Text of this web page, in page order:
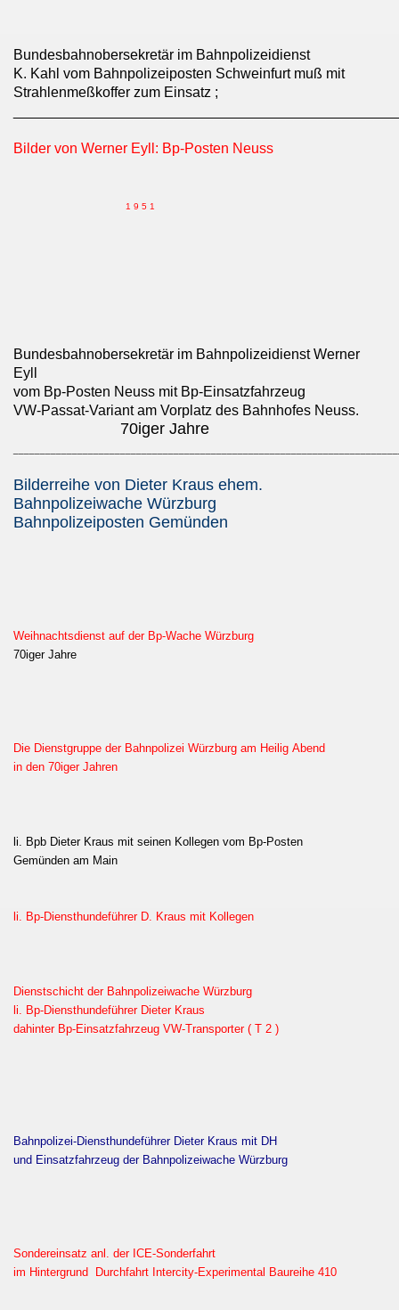
Bundesbahnobersekretär im Bahnpolizeidienst
K. Kahl vom Bahnpolizeiposten Schweinfurt muß mit
Strahlenmeßkoffer zum Einsatz ;
Bilder von Werner Eyll: Bp-Posten Neuss
1 9 5 1
Bundesbahnobersekretär im Bahnpolizeidienst Werner
Eyll
vom Bp-Posten Neuss mit Bp-Einsatzfahrzeug
VW-Passat-Variant am Vorplatz des Bahnhofes Neuss.
70iger Jahre
Bilderreihe von Dieter Kraus ehem.
Bahnpolizeiwache Würzburg
Bahnpolizeiposten Gemünden
Weihnachtsdienst auf der Bp-Wache Würzburg
70iger Jahre
Die Dienstgruppe der Bahnpolizei Würzburg am Heilig Abend
in den 70iger Jahren
li. Bpb Dieter Kraus mit seinen Kollegen vom Bp-Posten
Gemünden am Main
li. Bp-Diensthundeführer D. Kraus mit Kollegen
Dienstschicht der Bahnpolizeiwache Würzburg
li. Bp-Diensthundeführer Dieter Kraus
dahinter Bp-Einsatzfahrzeug VW-Transporter ( T 2 )
Bahnpolizei-Diensthundeführer Dieter Kraus mit DH
und Einsatzfahrzeug der Bahnpolizeiwache Würzburg
Sondereinsatz anl. der ICE-Sonderfahrt
im Hintergrund Durchfahrt Intercity-Experimental Baureihe 410